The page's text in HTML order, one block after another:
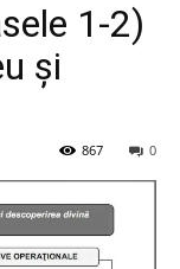
1-2)
şi
0
867